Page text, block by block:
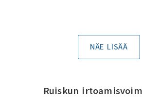
NÄE LISÄÄ
Ruiskun